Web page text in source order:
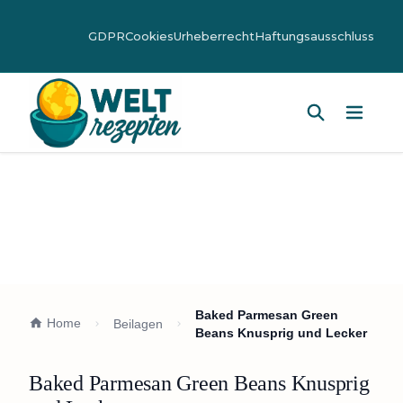
GDPRCookiesUrheberrechtHaftungsausschluss
Home Beilagen
Baked Parmesan Green
Beans Knusprig und Lecker
Baked Parmesan Green Beans Knusprig